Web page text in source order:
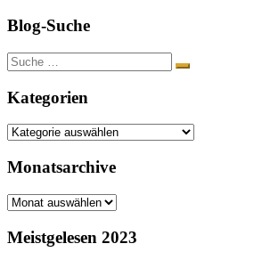
Blog-Suche
Suche
nach:
Kategorien
Kategorien
Monatsarchive
Monatsarchive
Meistgelesen 2023